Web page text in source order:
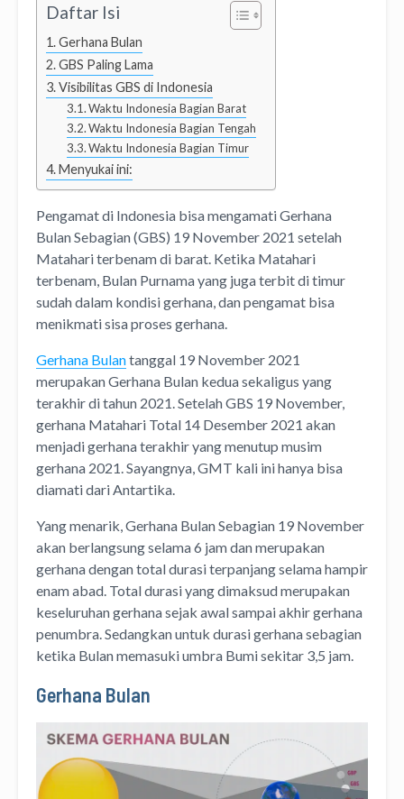
Daftar Isi
Gerhana Bulan
GBS Paling Lama
Visibilitas GBS di Indonesia
Waktu Indonesia Bagian Barat
Waktu Indonesia Bagian Tengah
Waktu Indonesia Bagian Timur
Menyukai ini:
Pengamat di Indonesia bisa mengamati Gerhana
Bulan Sebagian (GBS) 19 November 2021 setelah
Matahari terbenam di barat. Ketika Matahari
terbenam, Bulan Purnama yang juga terbit di timur
sudah dalam kondisi gerhana, dan pengamat bisa
menikmati sisa proses gerhana.
Gerhana Bulantanggal 19 November 2021
merupakan Gerhana Bulan kedua sekaligus yang
terakhir di tahun 2021. Setelah GBS 19 November,
gerhana Matahari Total 14 Desember 2021 akan
menjadi gerhana terakhir yang menutup musim
gerhana 2021. Sayangnya, GMT kali ini hanya bisa
diamati dari Antartika.
Yang menarik, Gerhana Bulan Sebagian 19 November
akan berlangsung selama 6 jam dan merupakan
gerhana dengan total durasi terpanjang selama hampir
enam abad. Total durasi yang dimaksud merupakan
keseluruhan gerhana sejak awal sampai akhir gerhana
penumbra. Sedangkan untuk durasi gerhana sebagian
ketika Bulan memasuki umbra Bumi sekitar 3,5 jam.
Gerhana Bulan